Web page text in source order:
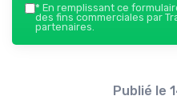
* En remplissant ce
des fins commerciales par
partenaires.
Publié le